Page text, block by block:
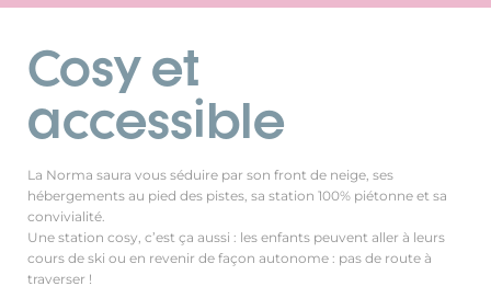
Cosy et
accessible
La Norma saura vous séduire par son front de neige, ses
hébergements au pied des pistes, sa station 100% piétonne et sa
convivialité.
Une station cosy, c’est ça aussi : les enfants peuvent aller à leurs
cours de ski ou en revenir de façon autonome : pas de route à
traverser !